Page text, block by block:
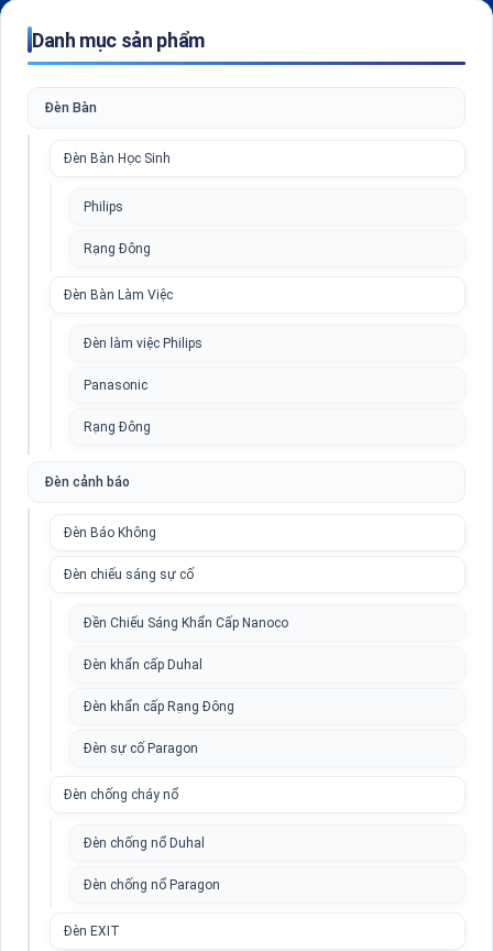
Danh mục sản phẩm
Đèn Bàn
Đèn Bàn Học Sinh
Philips
Rạng Đông
Đèn Bàn Làm Việc
Đèn làm việc Philips
Panasonic
Rạng Đông
Đèn cảnh báo
Đèn Báo Không
Đèn chiếu sáng sự cố
Đền Chiếu Sáng Khẩn Cấp Nanoco
Đèn khẩn cấp Duhal
Đèn khẩn cấp Rạng Đông
Đèn sự cố Paragon
Đèn chống cháy nổ
Đèn chống nổ Duhal
Đèn chống nổ Paragon
Đèn EXIT